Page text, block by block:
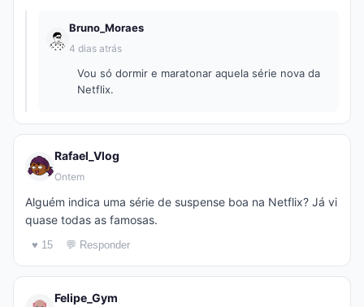
Bruno_Moraes
4 dias atrás
Vou só dormir e maratonar aquela série nova da
Netflix.
Rafael_Vlog
Ontem
Alguém indica uma série de suspense boa na Netflix? Já vi
quase todas as famosas.
♥ 15 💬 Responder
Felipe_Gym